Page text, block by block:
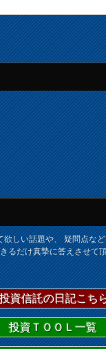
欲しい話題や、 疑問点な
るだけ真摯に答えさせて
資信託の日記こち
投資ＴＯＯＬ一覧